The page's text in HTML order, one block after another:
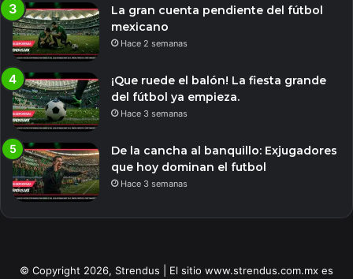
La gran cuenta pendiente del fútbol
mexicano
Hace 2 semanas
¡Que ruede el balón! La fiesta grande
del fútbol ya empieza.
Hace 3 semanas
De la cancha al banquillo: Exjugadores
que hoy dominan el futbol
Hace 3 semanas
© Copyright 2026, Strendus | El sitio www.strendus.com.mx es